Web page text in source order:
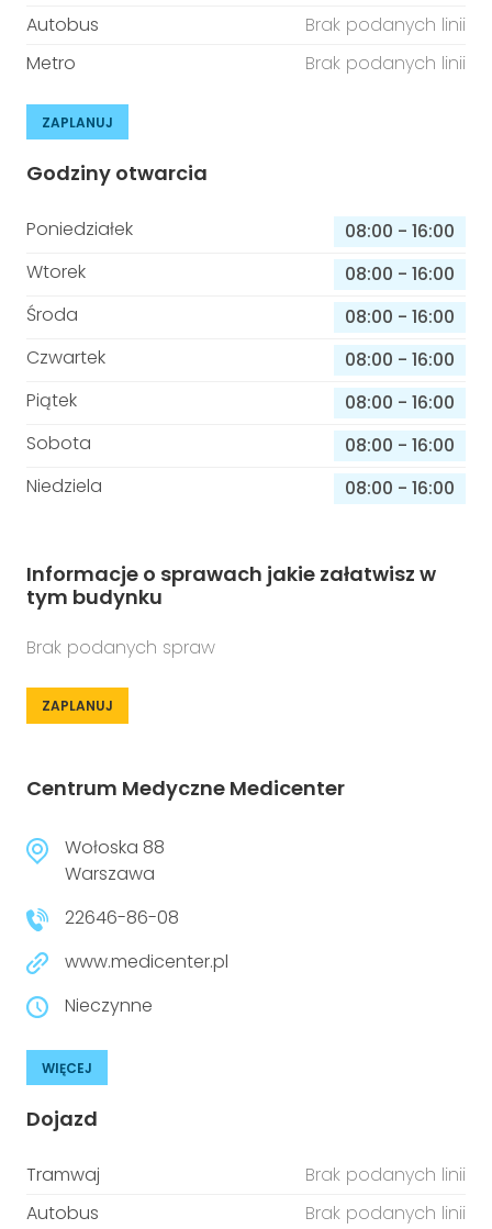
Autobus
Brak podanych linii
Metro
Brak podanych linii
ZAPLANUJ
Godziny otwarcia
Poniedziałek 08:00 - 16:00
Wtorek
08:00 - 16:00
Środa
08:00 - 16:00
Czwartek
08:00 - 16:00
Piątek
08:00 - 16:00
Sobota
08:00 - 16:00
Niedziela
08:00 - 16:00
Informacje o sprawach jakie załatwisz w
tym budynku
Brak podanych spraw
ZAPLANUJ
Centrum Medyczne Medicenter
Wołoska 88
Warszawa
22646-86-08
www.medicenter.pl
Nieczynne
WIĘCEJ
Dojazd
Tramwaj
Brak podanych linii
Autobus
Brak podanych linii